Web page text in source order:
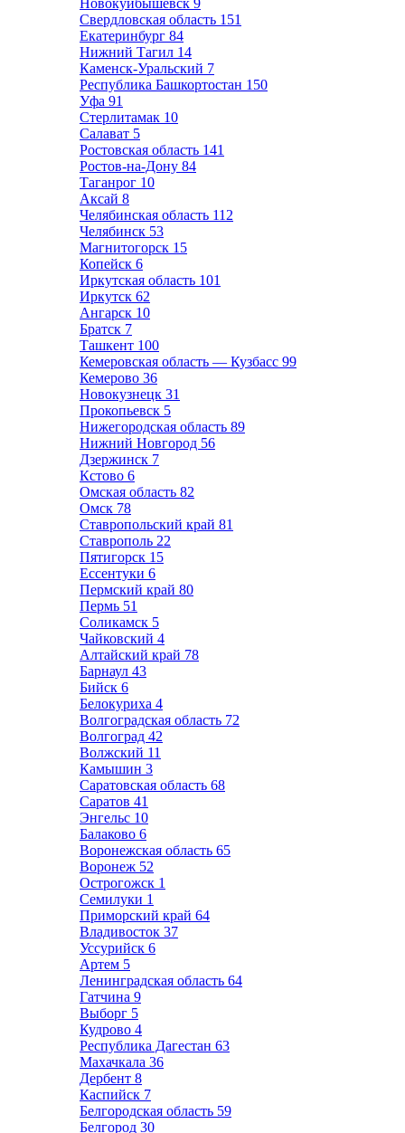
Новокуйбышевск 9
Свердловская область 151
Екатеринбург 84
Нижний Тагил 14
Каменск-Уральский 7
Республика Башкортостан 150
Уфа 91
Стерлитамак 10
Салават 5
Ростовская область 141
Ростов-на-Дону 84
Таганрог 10
Аксай 8
Челябинская область 112
Челябинск 53
Магнитогорск 15
Копейск 6
Иркутская область 101
Иркутск 62
Ангарск 10
Братск 7
Ташкент 100
Кемеровская область — Кузбасс 99
Кемерово 36
Новокузнецк 31
Прокопьевск 5
Нижегородская область 89
Нижний Новгород 56
Дзержинск 7
Кстово 6
Омская область 82
Омск 78
Ставропольский край 81
Ставрополь 22
Пятигорск 15
Ессентуки 6
Пермский край 80
Пермь 51
Соликамск 5
Чайковский 4
Алтайский край 78
Барнаул 43
Бийск 6
Белокуриха 4
Волгоградская область 72
Волгоград 42
Волжский 11
Камышин 3
Саратовская область 68
Саратов 41
Энгельс 10
Балаково 6
Воронежская область 65
Воронеж 52
Острогожск 1
Семилуки 1
Приморский край 64
Владивосток 37
Уссурийск 6
Артем 5
Ленинградская область 64
Гатчина 9
Выборг 5
Кудрово 4
Республика Дагестан 63
Махачкала 36
Дербент 8
Каспийск 7
Белгородская область 59
Белгород 30